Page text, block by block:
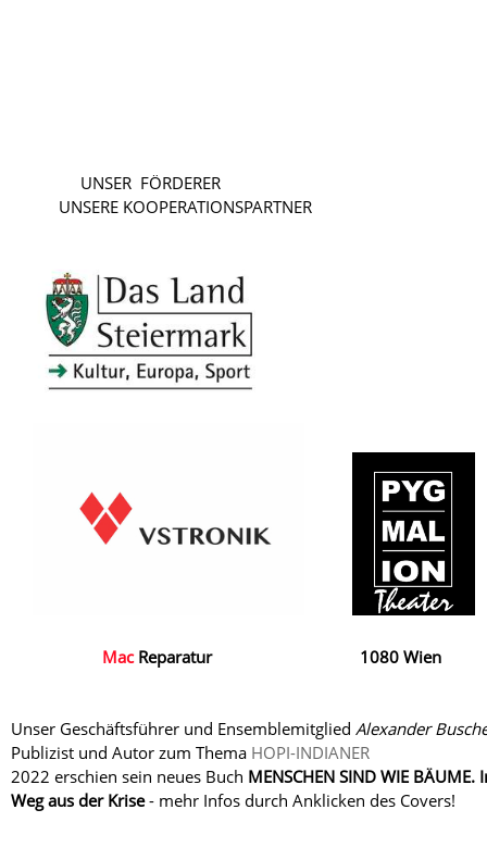
UNSER
UNSERE KOOPERATIONSPARTNER
Mac Reparatur 1080
Unser Geschäftsführer und Ensemblemitglied Alexander
Publizist und Autor zum Thema HOPI-INDIANER
2022 erschien sein neues Buch MENSCHEN SIND WIE
Weg aus der Krise- mehr Infos durch Anklicken des Covers!